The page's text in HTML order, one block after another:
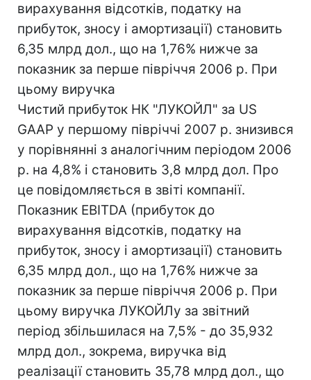
вирахування відсотків, податку на
прибуток, зносу і амортизації) становить
6,35 млрд дол., що на 1,76% нижче за
показник за перше півріччя 2006 р. При
цьому виручка
Чистий прибуток НК "ЛУКОЙЛ" за US
GAAP у першому півріччі 2007 р. знизився
у порівнянні з аналогічним періодом 2006
р. на 4,8% і становить 3,8 млрд дол. Про
це повідомляється в звіті компанії.
Показник EBITDA (прибуток до
вирахування відсотків, податку на
прибуток, зносу і амортизації) становить
6,35 млрд дол., що на 1,76% нижче за
показник за перше півріччя 2006 р. При
цьому виручка ЛУКОЙЛу за звітний
період збільшилася на 7,5% - до 35,932
млрд дол., зокрема, виручка від
реалізації становить 35,78 млрд дол., що